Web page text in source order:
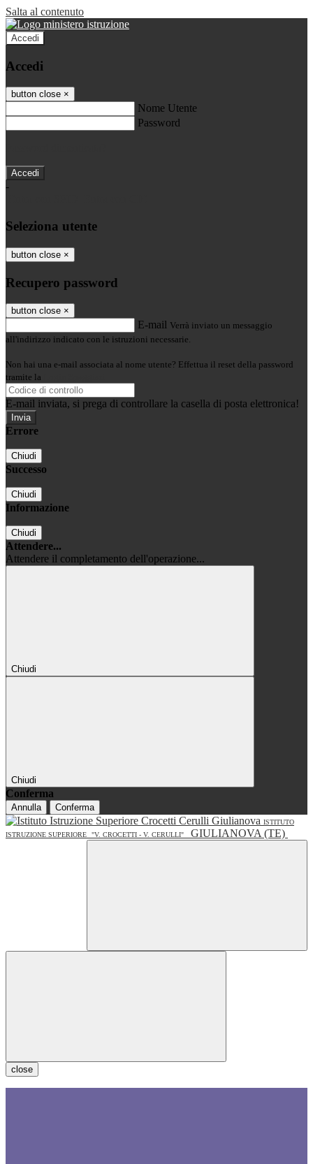
Salta al contenuto
Accedi
Accedi
button close ×
Nome Utente
Password
-
Seleziona utente
button close ×
Recupero password
button close ×
E-mail Verrà inviato un messaggio
all'indirizzo indicato con le istruzioni necessarie.
Non hai una e-mail associata al nome utente? Effettua il reset della password
tramite la
E-mail inviata, si prega di controllare la casella di posta elettronica!
Errore
Chiudi
Successo
Chiudi
Informazione
Chiudi
Attendere...
Attendere il completamento dell'operazione...
Chiudi
Chiudi
Conferma
Annulla Conferma
ISTITUTO
ISTRUZIONE SUPERIORE
"V. CROCETTI - V. CERULLI" GIULIANOVA (TE)
close